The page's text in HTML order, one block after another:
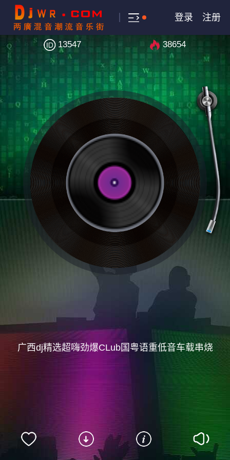
登录 注册
广西dj精选超嗨劲爆CLub国粤语重低音车载串烧
13547 38654